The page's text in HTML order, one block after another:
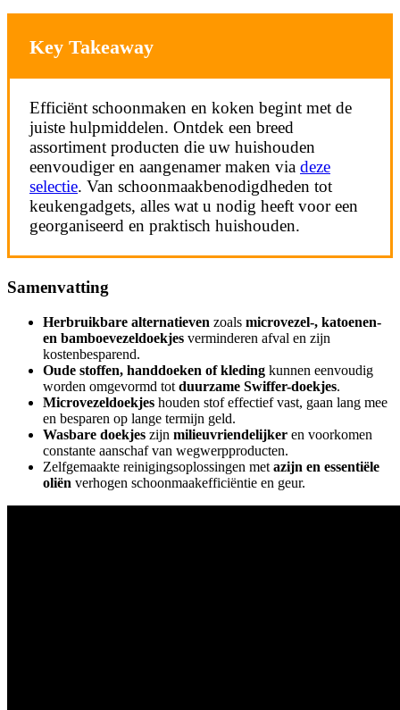
Key Takeaway
Efficiënt schoonmaken en koken begint met de
juiste hulpmiddelen. Ontdek een breed
assortiment producten die uw huishouden
eenvoudiger en aangenamer maken via deze
selectie. Van schoonmaakbenodigdheden tot
keukengadgets, alles wat u nodig heeft voor een
georganiseerd en praktisch huishouden.
Samenvatting
Herbruikbare alternatieven zoals microvezel-, katoenen-
en bamboevezeldoekjes verminderen afval en zijn
kostenbesparend.
Oude stoffen, handdoeken of kleding kunnen eenvoudig
worden omgevormd tot duurzame Swiffer-doekjes.
Microvezeldoekjes houden stof effectief vast, gaan lang mee
en besparen op lange termijn geld.
Wasbare doekjes zijn milieuvriendelijker en voorkomen
constante aanschaf van wegwerpproducten.
Zelfgemaakte reinigingsoplossingen met azijn en essentiële
oliën verhogen schoonmaakefficiëntie en geur.